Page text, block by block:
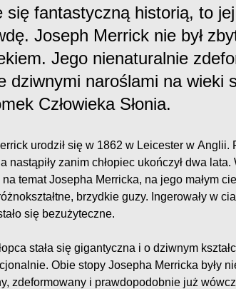
się fantastyczną historią, to jej
Joseph Merrick nie był
Jego nienaturalnie
dziwnymi naroślami na wieki
Człowieka Słonia.
urodził się w 1862 w Leicester w Anglii.
nastąpiły zanim chłopiec ukończył dwa
temat Josepha Merricka, na jego małym
brzydkie guzy. Ingerowały w
się bezużyteczne.
stała się gigantyczna i o dziwnym
Obie stopy Josepha Merricka były
zdeformowany i prawdopodobnie już